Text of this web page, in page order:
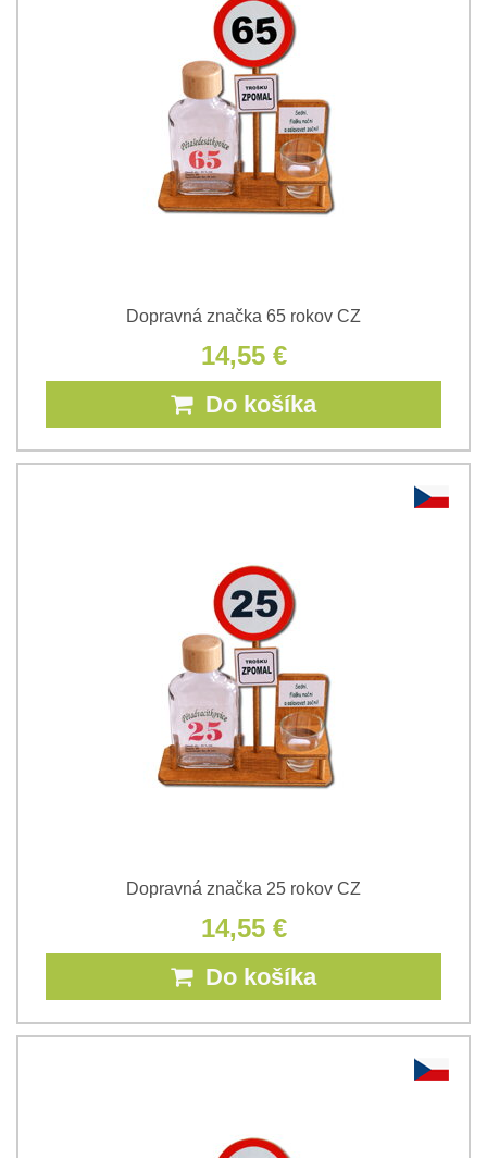
Dopravná značka 65 rokov CZ
14,55 €
Do košíka
Dopravná značka 25 rokov CZ
14,55 €
Do košíka